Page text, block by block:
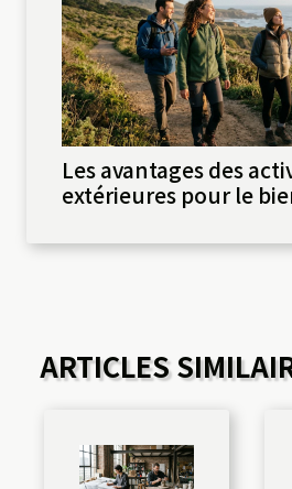
Les avantages des
extérieures pour le
ARTICLES